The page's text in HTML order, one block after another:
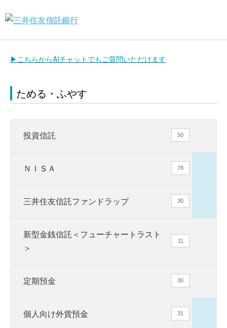
▶こちらからAIチャットでもご質問いただけます
ためる・ふやす
投資信託 50
ＮＩＳＡ 78
三井住友信託ファンドラップ 30
新型金銭信託＜フューチャートラスト
＞
11
定期預金 30
個人向け外貨預金 31